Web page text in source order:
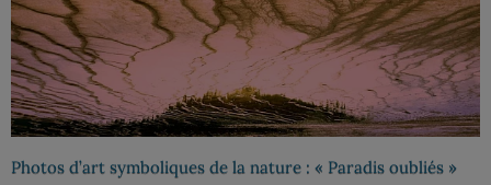
Photos d’art symboliques de la nature : « Paradis oubliés »